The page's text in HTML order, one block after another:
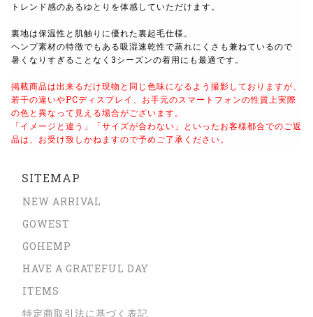
トレンド感のあるゆとりを体感していただけます。
裏地は保温性と肌触りに優れた裏起毛仕様。
ヘンプ素材の特徴でもある吸湿速乾性で蒸れにくさも兼ねているので
暑くなりすぎることなく3シーズンの着用にも最適です。
掲載商品は出来るだけ現物と同じ色味になるよう撮影しておりますが、
若干の違いやPCディスプレイ、お手元のスマートフォンの性質上実際
の色と異なって見える場合がございます。
「イメージと違う」「サイズが合わない」といったお客様都合でのご返
品は、お受け致しかねますので予めご了承ください。
SITEMAP
NEW ARRIVAL
GOWEST
GOHEMP
HAVE A GRATEFUL DAY
ITEMS
特定商取引法に基づく表記